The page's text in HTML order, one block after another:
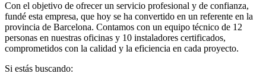
Con el objetivo de ofrecer un servicio profesional y de confianza,
fundé esta empresa, que hoy se ha convertido en un referente en la
provincia de Barcelona. Contamos con un equipo técnico de 12
personas en nuestras oficinas y 10 instaladores certificados,
comprometidos con la calidad y la eficiencia en cada proyecto.
Si estás buscando: